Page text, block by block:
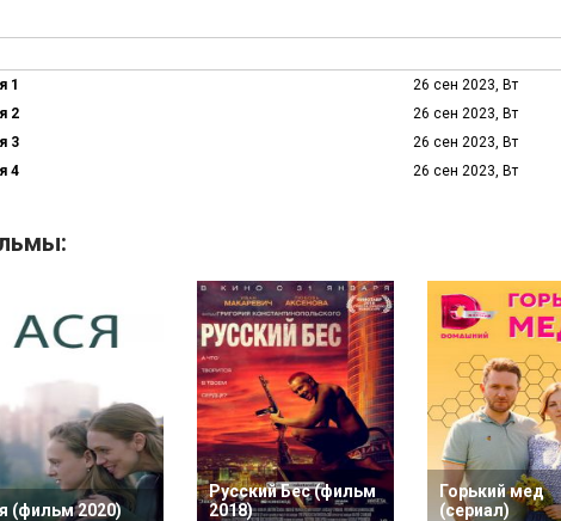
1 26 сен 2023, Вт
2 26 сен 2023, Вт
3 26 сен 2023, Вт
4 26 сен 2023, Вт
(фильм 2020)
Русский Бес (фильм
2018)
Горький мед
(сериал)